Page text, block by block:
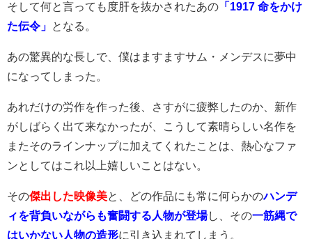
そして何と言っても度肝を抜かされたあの 「1917 命をかけ
た伝令」
となる。
あの驚異的な長しで、僕はますますサム・メンデスに夢中
になってしまった。
あれだけの労作を作った後、さすがに疲弊したのか、新作
がしばらく出て来なかったが、こうして素晴らしい名作を
またそのラインナップに加えてくれたことは、熱心なファ
ンとしてはこれ以上嬉しいことはない。
その傑出した映像美と、どの作品にも常に何らかのハンデ
ィを背負いながらも奮闘する人物が登場し、その一筋縄で
はいかない人物の造形に引き込まれてしまう。